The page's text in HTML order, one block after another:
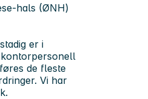
(ØNH)
er i
de fleste
Vi har